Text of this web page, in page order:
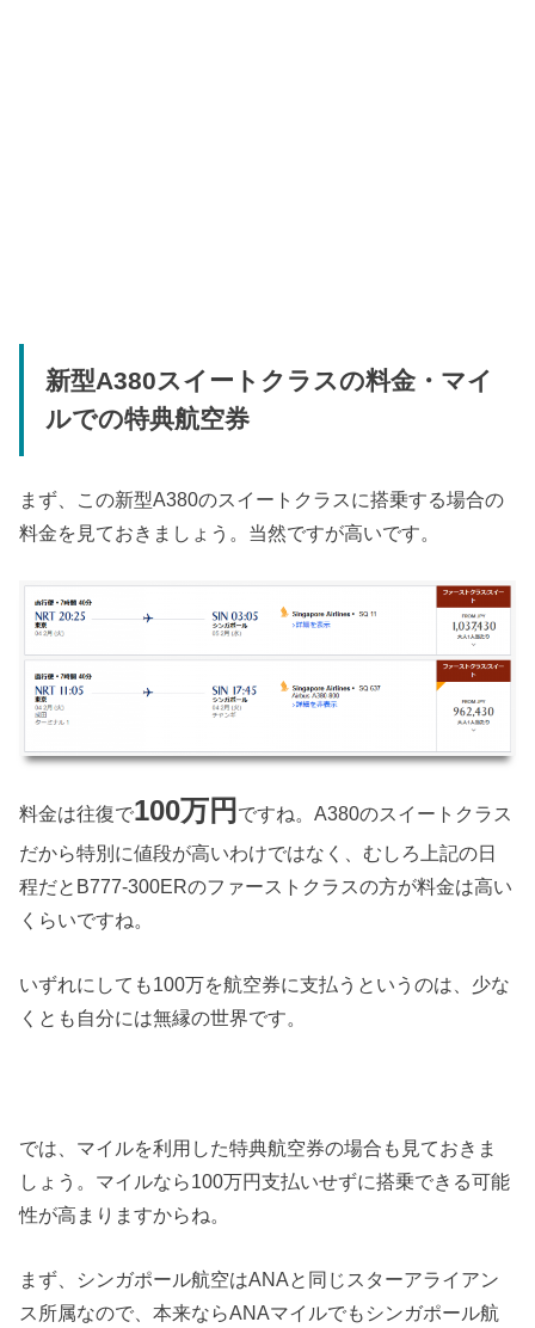
新型A380スイートクラスの料金・マイ
ルでの特典航空券
まず、この新型A380のスイートクラスに搭乗する場合の
料金を見ておきましょう。当然ですが高いです。
料金は往復で100万円 ですね。A380のスイートクラス
だから特別に値段が高いわけではなく、むしろ上記の日
程だとB777-300ERのファーストクラスの方が料金は高い
くらいですね。
いずれにしても100万を航空券に支払うというのは、少な
くとも自分には無縁の世界です。
では、マイルを利用した特典航空券の場合も見ておきま
しょう。マイルなら100万円支払いせずに搭乗できる可能
性が高まりますからね。
まず、シンガポール航空はANAと同じスターアライアン
ス所属なので、本来ならANAマイルでもシンガポール航